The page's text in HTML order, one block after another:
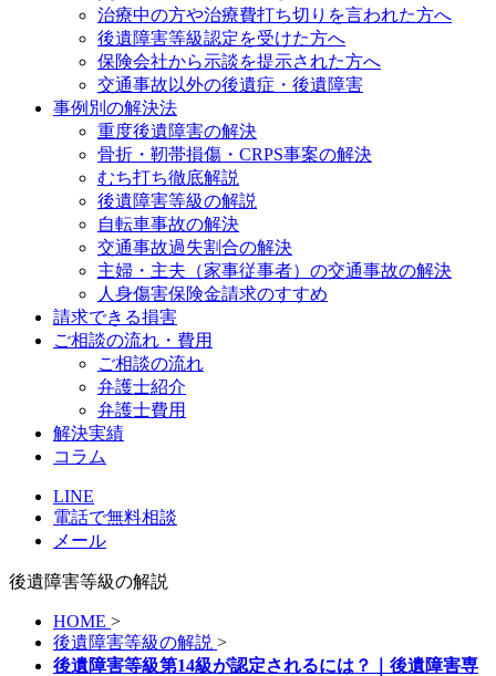
治療中の方や治療費打ち切りを言われた方へ
後遺障害等級認定を受けた方へ
保険会社から示談を提示された方へ
交通事故以外の後遺症・後遺障害
事例別の解決法
重度後遺障害の解決
骨折・靭帯損傷・CRPS事案の解決
むち打ち徹底解説
後遺障害等級の解説
自転車事故の解決
交通事故過失割合の解決
主婦・主夫（家事従事者）の交通事故の解決
人身傷害保険金請求のすすめ
請求できる損害
ご相談の流れ・費用
ご相談の流れ
弁護士紹介
弁護士費用
解決実績
コラム
LINE
電話で無料相談
メール
後遺障害等級の解説
HOME >
後遺障害等級の解説 >
後遺障害等級第14級が認定されるには？｜後遺障害専